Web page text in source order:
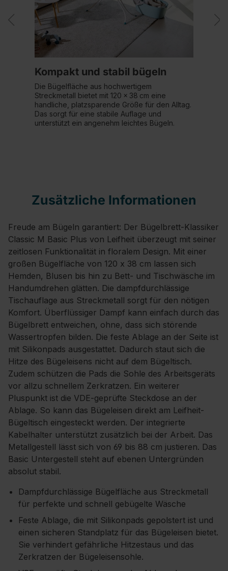
Kompakt und stabil bügeln
Die Bügelfläche aus hochwertigem
Streckmetall bietet mit 120 × 38 cm eine
handliche, platzsparende Größe für den Alltag.
Das sorgt für eine stabile Auflage und
unterstützt ein angenehm leichtes Bügeln.
Zusätzliche Informationen
Freude am Bügeln garantiert: Der Bügelbrett-Klassiker
Classic M Basic Plus von Leifheit überzeugt mit seiner
zeitlosen Funktionalität in floralem Design. Mit einer
großen Bügelfläche von 120 x 38 cm lassen sich
Hemden, Blusen bis hin zu Bett- und Tischwäsche im
Handumdrehen glätten. Die dampfdurchlässige
Tischauflage aus Streckmetall sorgt für den nötigen
Komfort. Überflüssiger Dampf kann einfach durch das
Bügelbrett entweichen, ohne, dass sich störende
Wassertropfen bilden. Die feste Ablage an der Seite ist
mit Silikonpads ausgestattet. Dadurch staut sich die
Hitze des Bügeleisens nicht auf dem Bügeltisch.
Zudem schützen die Pads die Sohle des Arbeitsgeräts
vor allzu schnellem Zerkratzen. Ein weiterer
Pluspunkt ist die VDE-geprüfte Steckdose an der
Ablage. So kann das Bügeleisen direkt am Leifheit-
Bügeltisch eingesteckt werden. Der integrierte
Kabelhalter unterstützt zusätzlich bei der Arbeit. Das
Metallgestell lässt sich von 69 bis 88 cm justieren. Das
Basic Untergestell steht auf ebenen Untergründen
absolut stabil.
Dampfdurchlässige Bügelfläche aus Streckmetall
für perfekte und schnell gebügelte Wäsche
Feste Ablage, die mit Silikonpads gepolstert ist und
einen sicheren Standplatz für das Bügeleisen bietet.
Sie verhindert gefährliche Hitzestaus und das
Zerkratzen der Bügeleisensohle.